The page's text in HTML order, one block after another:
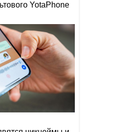
YotaPhone